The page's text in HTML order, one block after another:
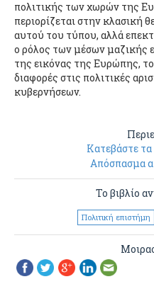
πολιτικής των χωρών της
περιορίζεται στην κλασική
αυτού του τύπου, αλλά
ο ρόλος των μέσων μαζικής
της εικόνας της Ευρώπης,
διαφορές στις πολιτικές
κυβερνήσεων.
Κατεβάστε
Απόσπασμα
Το βιβλίο
Πολιτική επιστήμη